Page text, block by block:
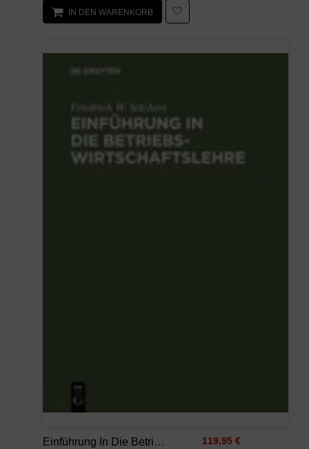
IN DEN WARENKORB
Einführung In Die Betriebswirtschaftslehre 119,95 €